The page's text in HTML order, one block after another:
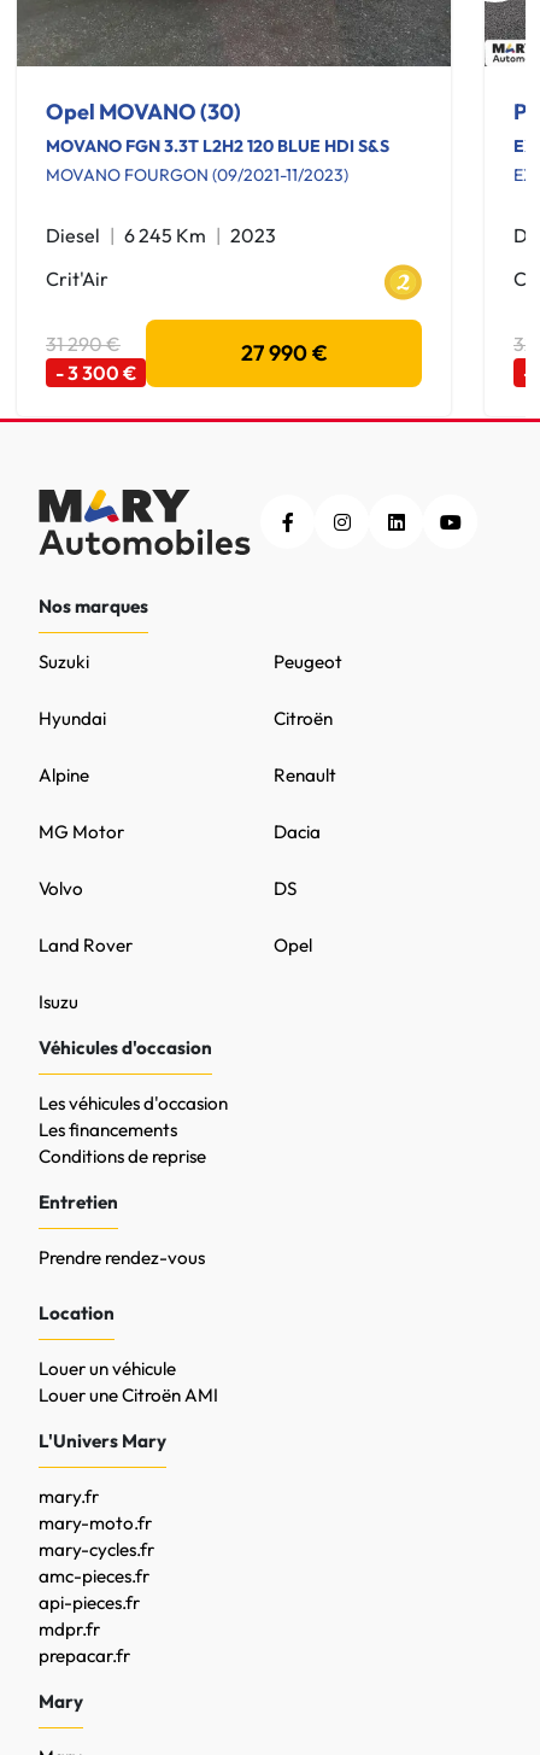
Opel MOVANO (30)
MOVANO FGN 3.3T L2H2 120 BLUE HDI S&S
MOVANO FOURGON (09/2021-11/2023)
Diesel 6 245 Km
2023
Crit'Air
31 290 €
- 3 300 €
27 990 €
-
Nos marques
Peugeot
DS
MG Motor
Citroën
Opel
Volvo
Renault
Hyundai
Land Rover
Dacia
Alpine
Isuzu
Suzuki
Véhicules d'occasion
Les véhicules d'occasion
Les financements
Conditions de reprise
Entretien
Prendre rendez-vous
Location
Louer un véhicule
Louer une Citroën AMI
L'Univers Mary
mary.fr
mary-moto.fr
mary-cycles.fr
amc-pieces.fr
api-pieces.fr
mdpr.fr
prepacar.fr
Mary